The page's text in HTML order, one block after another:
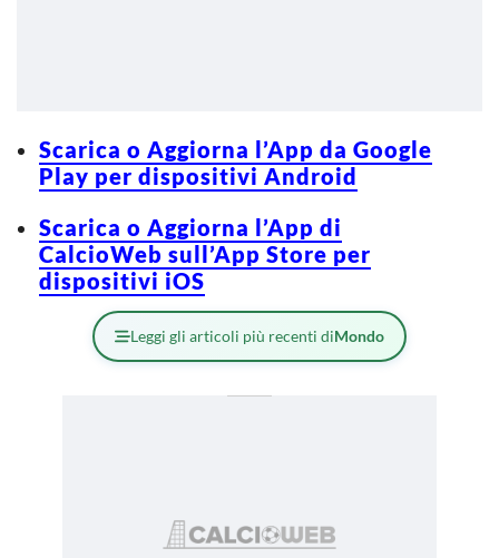
Scarica o Aggiorna l’App da Google
Play per dispositivi Android
Scarica o Aggiorna l’App di
CalcioWeb sull’App Store per
dispositivi iOS
Leggi gli articoli più recenti diMondo